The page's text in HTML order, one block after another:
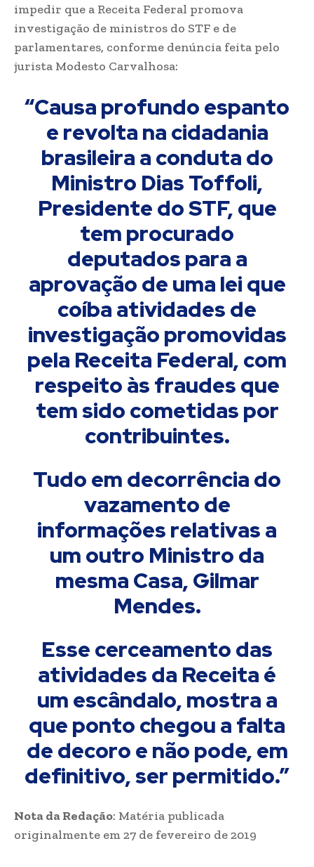
impedir que a Receita Federal promova
investigação de ministros do STF e de
parlamentares, conforme denúncia feita pelo
jurista Modesto Carvalhosa:
“Causa profundo espanto
e revolta na cidadania
brasileira a conduta do
Ministro Dias Toffoli,
Presidente do STF, que
tem procurado
deputados para a
aprovação de uma lei que
coíba atividades de
investigação promovidas
pela Receita Federal, com
respeito às fraudes que
tem sido cometidas por
contribuintes.
Tudo em decorrência do
vazamento de
informações relativas a
um outro Ministro da
mesma Casa, Gilmar
Mendes.
Esse cerceamento das
atividades da Receita é
um escândalo, mostra a
que ponto chegou a falta
de decoro e não pode, em
definitivo, ser permitido.”
Nota da Redação: Matéria publicada
originalmente em 27 de fevereiro de 2019